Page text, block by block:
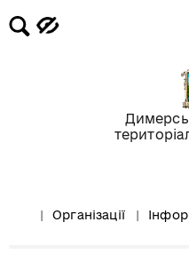
Організації